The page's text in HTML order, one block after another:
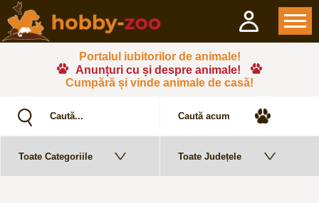
Portalul iubitorilor de animale!
Anunțuri cu și despre animale!
Cumpără și vinde animale de casă!